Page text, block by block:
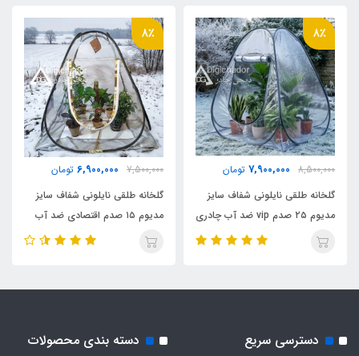
فنری آسان تاشو با روکش پلاستیکی و نوار ابریشم
وزن
۱۳۰۰۰ گرم
اقلام همراه
کیف حمل مخصوص، روکش سقف و کیف زباله
درجه کارشناسی دیجی چادر
8٪
8,500,000
7,900,000 تومان
گلخانه طلقی نایلونی شفاف سایز
مدیوم ۲۵ صدم vip ضد آب چادری
فنری بدون کف دیجی چادر
8٪
7,500,000
6,900,000 تومان
گلخانه طلقی نایلونی شفاف سایز
مدیوم ۱۵ صدم اقتصادی ضد آب
چادری فنری بدون کف دیجی چادر
دسترسی سریع دسته بندی محصولات